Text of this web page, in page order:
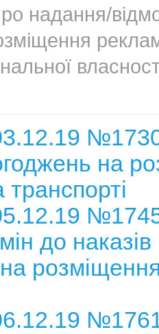
надання/
на
до